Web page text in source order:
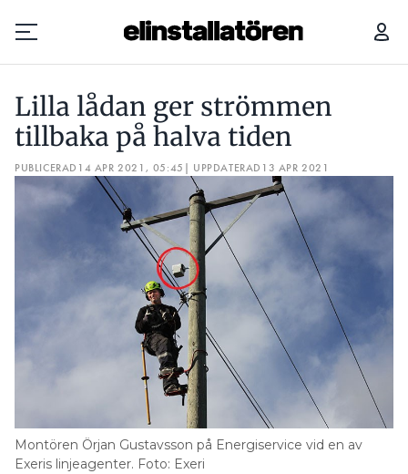
Prenumerera
Hantera prenumeration
Lediga jobb
Annonsera
Läs E-tidningen
Kontakt
Search for:
Lilla lådan ger strömmen
tillbaka på halva tiden
PUBLICERAD 14 APR 2021, 05:45 | UPPDATERAD 13 APR 2021
Montören Örjan Gustavsson på Energiservice vid en av
Exeris linjeagenter. Foto: Exeri